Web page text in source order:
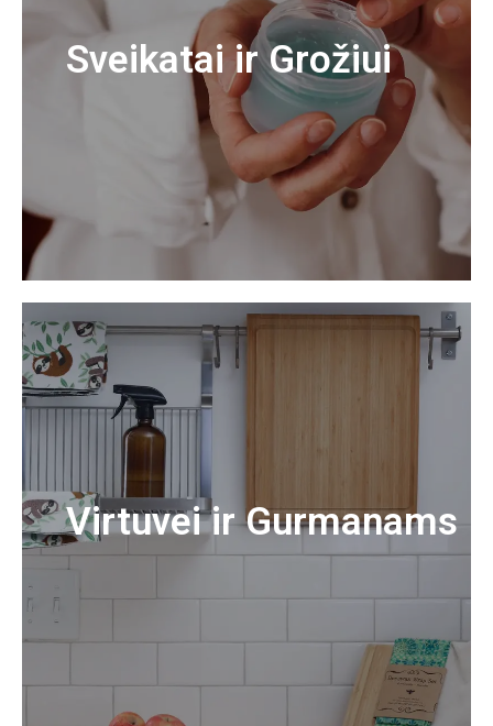
Sveikatai ir Grožiui
Virtuvei ir Gurmanams